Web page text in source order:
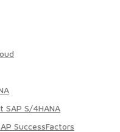
SAP S/4HANA
SuccessFactors